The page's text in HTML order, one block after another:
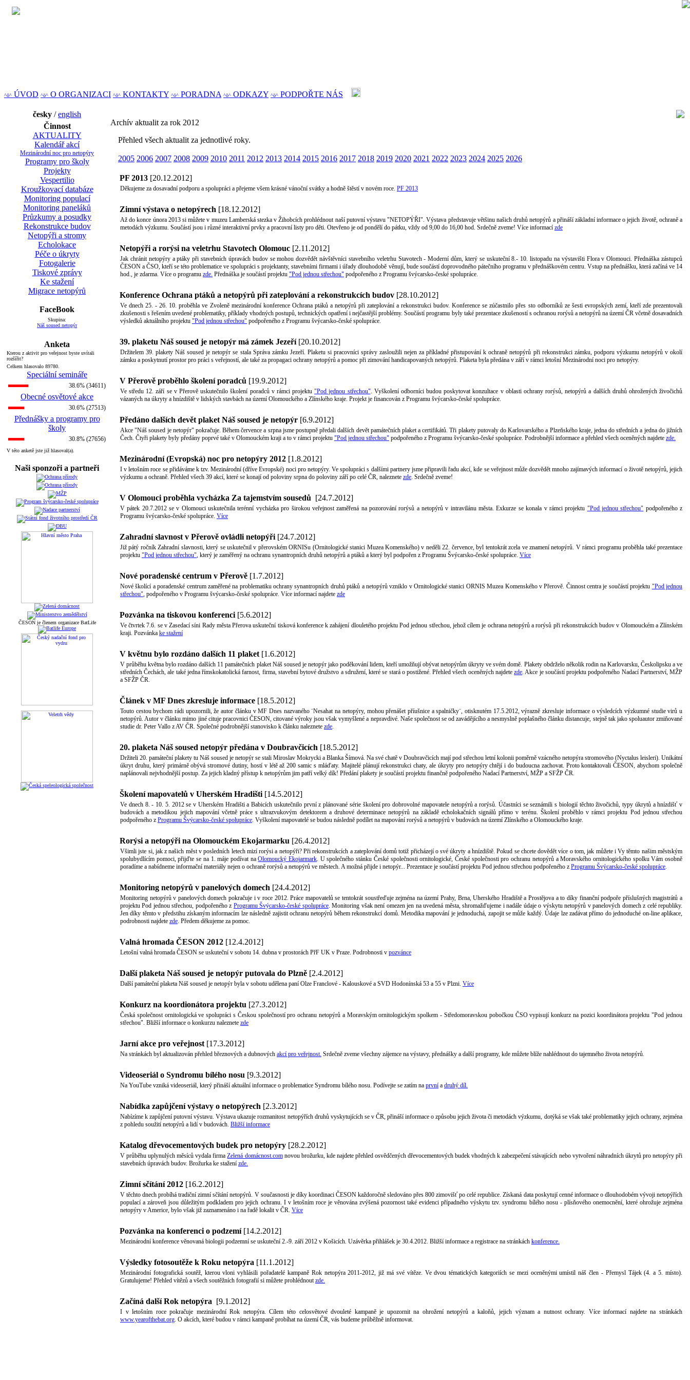
^ö^ ÚVOD ^ö^ O ORGANIZACI ^ö^ KONTAKTY ^ö^ PORADNA ^ö^ ODKAZY ^ö^ PODPOŘTE NÁS
česky /english
Činnost
AKTUALITY
Kalendář akcí
Mezinárodní noc pro netopýry
Programy pro školy
Projekty
Vespertilio
Kroužkovací databáze
Monitoring populací
Monitoring paneláků
Průzkumy a posudky
Rekonstrukce budov
Netopýři a stromy
Echolokace
Péče o úkryty
Fotogalerie
Tiskové zprávy
Ke stažení
Migrace netopýrů
FaceBook
Skupina:
Náš soused netopýr
Anketa
Kterou z aktivit pro veřejnost byste uvítali
rozšířit?
Celkem hlasovalo 89780.
Speciální semináře
38.6% (34611)
Obecné osvětové akce
30.6% (27513)
Přednášky a programy pro
školy
30.8% (27656)
V této anketě jste již hlasoval(a).
Naši sponzoři a partneři
ČESON je členem organizace BatLife
Archív aktualit za rok 2012
Přehled všech aktualit za jednotlivé roky.
2005 2006 2007 2008 2009 2010 2011 2012 2013 2014 2015 2016 2017 2018 2019 2020 2021 2022 2023 2024 2025 2026
PF 2013 [20.12.2012]
Děkujeme za dosavadní podporu a spolupráci a přejeme všem krásné vánoční svátky a hodně štěstí v novém roce. PF 2013
Zimní výstava o netopýrech [18.12.2012]
Až do konce února 2013 si můžete v muzeu Lamberská stezka v Žihobcích prohlédnout naší putovní výstavu "NETOPÝŘI". Výstava představuje většinu našich druhů netopýrů a přináší základní informace o jejich životě, ochraně a
metodách výzkumu. Součástí jsou i různé interaktivní prvky a pracovní listy pro děti. Otevřeno je od pondělí do pátku, vždy od 9,00 do 16,00 hod. Srdečně zveme! Více informací zde
Netopýři a rorýsi na veletrhu Stavotech Olomouc [2.11.2012]
Jak chránit netopýry a ptáky při stavebních úpravách budov se mohou dozvědět návštěvníci stavebního veletrhu Stavotech - Moderní dům, který se uskuteční 8.- 10. listopadu na výstavišti Flora v Olomouci. Přednáška zástupců
ČESON a ČSO, kteří se této problematice ve spolupráci s projektanty, stavebními firmami i úřady dlouhodobě věnují, bude součástí doprovodného pátečního programu v přednáškovém centru. Vstup na přednášku, která začíná ve 14
hod., je zdarma. Více o programu zde. Přednáška je součástí projektu "Pod jednou střechou" podpořeného z Programu švýcarsko-české spolupráce.
Konference Ochrana ptáků a netopýrů při zateplování a rekonstrukcích budov [28.10.2012]
Ve dnech 25. - 26. 10. proběhla ve Zvoleně mezinárodní konference Ochrana ptáků a netopýrů při zateplování a rekonstrukci budov. Konference se zúčastnilo přes sto odborníků ze šesti evropských zemí, kteří zde prezentovali
zkušenosti s řešením uvedené problematiky, příklady vhodných postupů, technických opatření i nejčastější problémy. Součástí programu byly také prezentace zkušeností s ochranou rorýsů a netopýrů na území ČR včetně dosavadních
výsledků aktuálního projektu "Pod jednou střechou" podpořeného z Programu švýcarsko-české spolupráce.
39. plaketu Náš soused je netopýr má zámek Jezeří[20.10.2012]
Držitelem 39. plakety Náš soused je netopýr se stala Správa zámku Jezeří. Plaketu si pracovníci správy zasloužili nejen za příkladné přistupování k ochraně netopýrů při rekonstrukci zámku, podporu výzkumu netopýrů v okolí
zámku a poskytnutí prostor pro práci s veřejností, ale také za propagaci ochrany netopýrů a pomoc při zimování handicapovaných netopýrů. Plaketa byla předána v září v rámci letošní Mezinárodní noci pro netopýry.
V Přerově proběhlo školení poradců [19.9.2012]
Ve středu 12. září se v Přerově uskutečnilo školení poradců v rámci projektu"Pod jednou střechou". Vyškolení odborníci budou poskytovat konzultace v oblasti ochrany rorýsů, netopýrů a dalších druhů ohrožených živočichů
vázaných na úkryty a hnízdiště v lidských stavbách na území Olomouckého a Zlínského kraje. Projekt je financován z Programu švýcarsko-české spolupráce.
Předáno dalších devět plaket Náš soused je netopýr [6.9.2012]
Akce "Náš soused je netopýr" pokračuje. Během července a srpna jsme postupně předali dalších devět památečních plaket a certifikátů. Tři plakety putovaly do Karlovarského a Plzeňského kraje, jedna do středních a jedna do jižních
Čech. Čtyři plakety byly předány poprvé také v Olomouckém kraji a to v rámci projektu "Pod jednou střechou" podpořeného z Programu švýcarsko-české spolupráce. Podrobnější informace a přehled všech oceněných najdete zde.
Mezinárodní (Evropská) noc pro netopýry 2012 [1.8.2012]
I v letošním roce se přidáváme k tzv. Mezinárodní (dříve Evropské) noci pro netopýry. Ve spolupráci s dalšími partnery jsme připravili řadu akcí, kde se veřejnost může dozvědět mnoho zajímavých informací o životě netopýrů, jejich
výzkumu a ochraně. Přehled všech 39 akcí, které se konají od poloviny srpna do poloviny září po celé ČR, naleznete zde. Srdečně zveme!
V Olomouci proběhla vycházka Za tajemstvím sousedů [24.7.2012]
V pátek 20.7.2012 se v Olomouci uskutečnila terénní vycházka pro širokou veřejnost zaměřená na pozorování rorýsů a netopýrů v intravilánu města. Exkurze se konala v rámci projektu "Pod jednou střechou" podpořeného z
Programu švýcarsko-české spolupráce. Více
Zahradní slavnost v Přerově ovládli netopýři [24.7.2012]
Již pátý ročník Zahradní slavnosti, který se uskutečnil v přerovském ORNISu (Ornitologické stanici Muzea Komenského) v neděli 22. července, byl tentokrát zcela ve znamení netopýrů. V rámci programu proběhla také prezentace
projektu "Pod jednou střechou", který je zaměřený na ochranu synantropních druhů netopýrů a ptáků a který byl podpořen z Programu Švýcarsko-české spolupráce. Více
Nové poradenské centrum v Přerově [1.7.2012]
Nové školící a poradenské centrum zaměřené na problematiku ochrany synantropních druhů ptáků a netopýrů vzniklo v Ornitologické stanici ORNIS Muzea Komenského v Přerově. Činnost centra je součástí projektu "Pod jednou
střechou", podpořeného v Programu švýcarsko-české spolupráce. Více informací najdete zde
Pozvánka na tiskovou konferenci [5.6.2012]
Ve čtvrtek 7.6. se v Zasedací síni Rady města Přerova uskuteční tisková konference k zahájení dlouletého projektu Pod jednou střechou, jehož cílem je ochrana netopýrů a rorýsů při rekonstrukcích budov v Olomouckém a Zlínském
kraji. Pozvánka ke stažení
V květnu bylo rozdáno dalších 11 plaket [1.6.2012]
V průběhu května bylo rozdáno dalších 11 památečních plaket Náš soused je netopýr jako poděkování lidem, kteří umožňují obývat netopýrům úkryty ve svém domě. Plakety obdrželo několik rodin na Karlovarsku, Českolipsku a ve
středních Čechách, ale také jedna římskokatolická farnost, firma, stavební bytové družstvo a sdružení, které se stará o postižené. Přehled všech oceněných najdetezde. Akce je součástí projektu podpořeného Nadací Partnerství, MŽP
a SFŽP ČR.
Článek v MF Dnes zkresluje informace [18.5.2012]
Touto cestou bychom rádi upozornili, že autor článku v MF Dnes nazvaného ¨Nesahat na netopýry, mohou přenášet příušnice a spalničky¨, otisknutém 17.5.2012, výrazně zkresluje informace o výsledcích výzkumné studie virů u
netopýrů. Autor v článku mimo jiné cituje pracovnici ČESON, citované výroky jsou však vymyšlené a nepravdivé. Naše společnost se od zavádějícího a nesmyslně poplašného článku distancuje, stejně tak jako spoluautor zmiňované
studie dr. Peter Vallo z AV ČR. Společné podrobnější stanovisko k článku naleznete zde.
20. plaketa Náš soused netopýr předána v Doubravčicích [18.5.2012]
Držiteli 20. památeční plakety tu Náš soused je netopýr se stali Miroslav Mokrycki a Blanka Šímová. Na své chatě v Doubravčicích mají pod střechou letní kolonii poměrně vzácného netopýra stromového (Nyctalus leisleri). Unikátní
úkryt druhu, který primárně obývá stromové dutiny, hostí v létě až 200 samic s mláďaty. Majitelé plánují rekonstrukci chaty, ale úkryty pro netopýry chtějí i do budoucna zachovat. Proto kontaktovali ČESON, abychom společně
naplánovali nejvhodnější postup. Za jejich kladný přístup k netopýrům jim patří velký dík! Předání plakety je součástí projektu finančně podpořeného Nadací Partnerství, MŽP a SFŽP ČR.
Školení mapovatelů v Uherském Hradišti [14.5.2012]
Ve dnech 8. - 10. 5. 2012 se v Uherském Hradišti a Babicích uskutečnilo první z plánované série školení pro dobrovolné mapovatele netopýrů a rorýsů. Účastníci se seznámili s biologií těchto živočichů, typy úkrytů a hnízdišť v
budovách a metodikou jejich mapování včetně práce s ultrazvukovým detektorem a druhové determinace netopýrů na základě echolokačních signálů přímo v terénu. Školení proběhlo v rámci projektu Pod jednou střechou
podpořeného z Programu Švýcarsko-české spolupráce. Vyškolení mapovatelé se budou následně podílet na mapování rorýsů a netopýrů v budovách na území Zlínského a Olomouckého kraje.
Rorýsi a netopýři na Olomouckém Ekojarmarku [26.4.2012]
Všimli jste si, jak z našich měst v posledních letech mizí rorýsi a netopýři? Při rekonstrukcích a zateplování domů totiž přicházejí o své úkryty a hnízdiště. Pokud se chcete dovědět více o tom, jak můžete i Vy těmto našim městským
spolubydlícím pomoci, přijďte se na 1. máje podívat naOlomoucký Ekojarmark. U společného stánku České společnosti ornitologické, České společnosti pro ochranu netopýrů a Moravského ornitologického spolku Vám osobně
poradíme a nabídneme informační materiály nejen o ochraně rorýsů a netopýrů ve městech. A možná přijde i netopýr... Prezentace je součástí projektu Pod jednou střechou podpořeného z Programu Švýcarsko-české spolupráce.
Monitoring netopýrů v panelových domech [24.4.2012]
Monitoring netopýrů v panelových domech pokračuje i v roce 2012. Práce mapovatelů se tentokrát soustřeďuje zejména na území Prahy, Brna, Uherského Hradiště a Prostějova a to díky finanční podpoře příslušných magistrátů a
projektu Pod jednou střechou, podpořeného z Programu Švýcarsko-české spolupráce. Monitoring však není omezen jen na uvedená města, shromažďujeme i nadále údaje o výskytu netopýrů v panelových domech z celé republiky.
Jen díky těmto v předstihu získaným informacím lze následně zajistit ochranu netopýrů během rekonstrukcí domů. Metodika mapování je jednoduchá, zapojit se může každý. Údaje lze zadávat přímo do jednoduché on-line aplikace,
podrobnosti najdete zde. Předem děkujeme za pomoc.
Valná hromada ČESON 2012 [12.4.2012]
Letošní valná hromada ČESON se uskuteční v sobotu 14. dubna v prostorách PřF UK v Praze. Podrobnosti v pozvánce
Další plaketa Náš soused je netopýr putovala do Plzně [2.4.2012]
Další památeční plaketa Náš soused je netopýr byla v sobotu udělena paní Olze Franclové - Kalouskové a SVD Hodonínská 53 a 55 v Plzni. Více
Konkurz na koordionátora projektu [27.3.2012]
Česká společnost ornitologická ve spolupráci s Českou společností pro ochranu netopýrů a Moravským ornitologickým spolkem - Středomoravskou pobočkou ČSO vypisují konkurz na pozici koordinátora projektu "Pod jednou
střechou". Bližší informace o konkurzu naleznete zde
Jarní akce pro veřejnost [17.3.2012]
Na stránkách byl aktualizován přehled březnových a dubnových akcí pro veřejnost. Srdečně zveme všechny zájemce na výstavy, přednášky a další programy, kde můžete blíže nahlédnout do tajemného života netopýrů.
Videoseriál o Syndromu bílého nosu [9.3.2012]
Na YouTube vzniká videoseriál, který přináší aktuální informace o problematice Syndromu bílého nosu. Podívejte se zatím na první a druhý díl.
Nabídka zapůjčení výstavy o netopýrech [2.3.2012]
Nabízíme k zapůjčení putovní výstavu. Výstava ukazuje rozmanitost netopýřích druhů vyskytujících se v ČR, přináší informace o způsobu jejich života či metodách výzkumu, dotýká se však také problematiky jejich ochrany, zejména
z pohledu soužití netopýrů a lidí v budovách. Bližší informace
Katalog dřevocementových budek pro netopýry [28.2.2012]
V průběhu uplynulých měsíců vydala firmaZelená domácnost.comnovou brožurku, kde najdete přehled osvědčených dřevocementových budek vhodných k zabezpečení stávajících nebo vytvoření náhradních úkrytů pro netopýry při
stavebních úpravách budov. Brožurka ke stažení zde.
Zimní sčítání 2012 [16.2.2012]
V těchto dnech probíhá tradiční zimní sčítání netopýrů. V současnosti je díky koordinaci ČESON každoročně sledováno přes 800 zimovišť po celé republice. Získaná data poskytují cenné informace o dlouhodobém vývoji netopýřích
populací a zároveň jsou důležitým podkladem pro jejich ochranu. I v letošním roce je věnována zvýšená pozornost také evidenci případného výskytu tzv. syndromu bílého nosu - plísňového onemocnění, které ohrožuje zejména
netopýry v Americe, bylo však již zaznamenáno i na řadě lokalit v ČR. Více
Pozvánka na konferenci o podzemí[14.2.2012]
Mezinárodní konference věnovaná biologii podzemní se uskuteční 2.-9. září 2012 v Košicích. Uzávěrka přihlášek je 30.4.2012. Bližší informace a registrace na stránkách konference.
Výsledky fotosoutěže k Roku netopýra [11.1.2012]
Mezinárodní fotografická soutěž, kterou vloni vyhlásili pořadatelé kampaně Rok netopýra 2011-2012, již má své vítěze. Ve dvou tématických kategoriích se mezi oceněnými umístil náš člen - Přemysl Tájek (4. a 5. místo).
Gratulujeme! Přehled vítězů a všech soutěžních fotografií si můžete prohlédnoutzde.
Začíná další Rok netopýra [9.1.2012]
I v letošním roce pokračuje mezinárodní Rok netopýra. Cílem této celosvětové dvouleté kampaně je upozornit na ohrožení netopýrů a kaloňů, jejich význam a nutnost ochrany. Více informací najdete na stránkách
www.yearofthebat.org. O akcích, které budou v rámci kampaně probíhat na území ČR, vás budeme průběžně informovat.